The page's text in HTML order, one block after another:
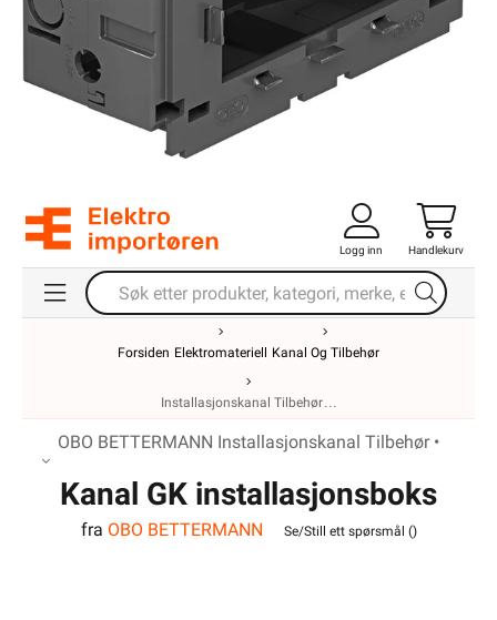
Logg inn Handlekurv
Forsiden Elektromateriell Kanal Og Tilbehør
Installasjonskanal Tilbehør
OBO BETTERMANN Installasjonskanal Tilbehør •
Kanal GK installasjonsboks
dobbel med baklokk modul
fra OBO BETTERMANN Se/Still ett spørsmål ()